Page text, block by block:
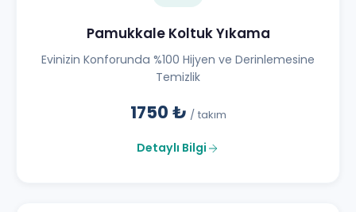
Pamukkale Koltuk Yıkama
Evinizin Konforunda %100 Hijyen ve Derinlemesine
Temizlik
1750 ₺ / takım
Detaylı Bilgi